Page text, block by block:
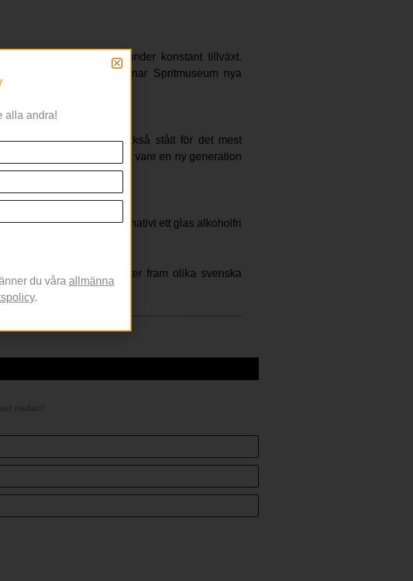
med svensk gin är under konstant tillväxt.
välkomnar Spritmuseum nya
och misär. Men har också stått för det mest
mörkaste hörn, men tack vare en ny generation
gin och tonic, alternativt ett glas alkoholfri
som lyfter fram olika svenska
nedan!
alla andra!
du våra allmänna
.